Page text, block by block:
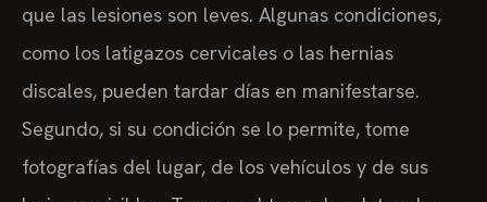
que las lesiones son leves. Algunas condiciones,
como los latigazos cervicales o las hernias
discales, pueden tardar días en manifestarse.
Segundo, si su condición se lo permite, tome
fotografías del lugar, de los vehículos y de sus